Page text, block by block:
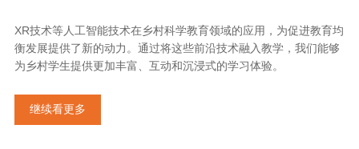
XR技术等人工智能技术在乡村科学教育领域的应用，为促进教育均
衡发展提供了新的动力。通过将这些前沿技术融入教学，我们能够
为乡村学生提供更加丰富、互动和沉浸式的学习体验。
继续看更多